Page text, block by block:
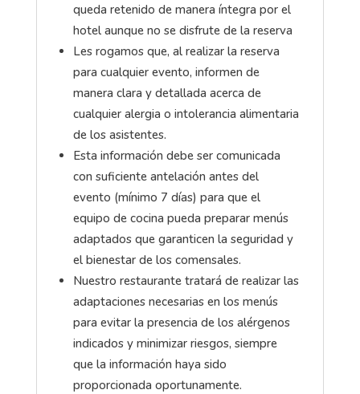
queda retenido de manera íntegra por el
hotel aunque no se disfrute de la reserva
Les rogamos que, al realizar la reserva
para cualquier evento, informen de
manera clara y detallada acerca de
cualquier alergia o intolerancia alimentaria
de los asistentes.
Esta información debe ser comunicada
con suficiente antelación antes del
evento (mínimo 7 días) para que el
equipo de cocina pueda preparar menús
adaptados que garanticen la seguridad y
el bienestar de los comensales.
Nuestro restaurante tratará de realizar las
adaptaciones necesarias en los menús
para evitar la presencia de los alérgenos
indicados y minimizar riesgos, siempre
que la información haya sido
proporcionada oportunamente.